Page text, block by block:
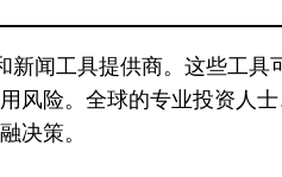
闻工具提供商。这些工具
风险。全球的专业投资人士
决策。